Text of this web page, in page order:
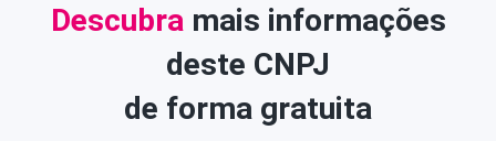
Descubra mais informações
deste CNPJ
de forma gratuita